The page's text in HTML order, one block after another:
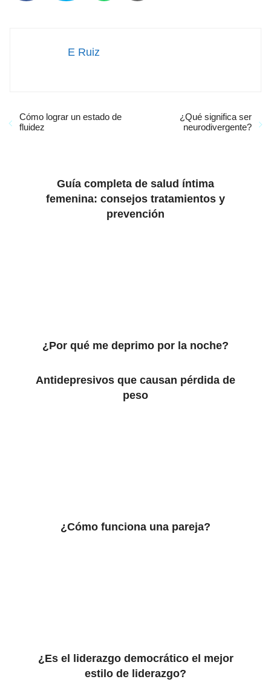
E Ruiz
Cómo lograr un estado de
fluidez
¿Qué significa ser
neurodivergente?
Guía completa de salud íntima
femenina: consejos tratamientos y
prevención
¿Por qué me deprimo por la noche?
Antidepresivos que causan pérdida de
peso
¿Cómo funciona una pareja?
¿Es el liderazgo democrático el mejor
estilo de liderazgo?